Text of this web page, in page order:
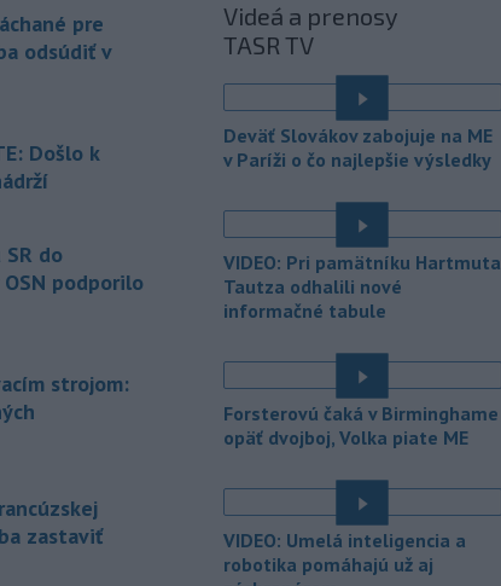
pre
odsúdiť v
Došlo k
do
podporilo
strojom:
zastaviť
chrániče sluchu či dodržiavať
prestávky.
Podporu kandidatúre
Slovenskej republiky na nestále
členstvov Bezpečnostnej rade
Organizácie Spojených národov (OSN)
vyjadrilo už 123 zo 193 členských
štátov OSN.
12:31 - Násilie páchané pre rasovú
nenávisť alebo pre príslušnosť k
Na sociálnej sieti to v reakcii na útok
cudzincov v Nitre uviedol prezident
SR Peter Pellegrini.
zhromaždenie môže v utorok 11.
augusta rozhodnúť o novom
generálnom prokurátorovi, ak
parlament schváli skrátenie jeho
Videá a prenosy
TASR TV
Deväť Slovákov zabojuje na ME
v Paríži o čo najlepšie výsledky
VIDEO: Pri pamätníku Hartmuta
Tautza odhalili nové
informačné tabule
Forsterovú čaká v Birminghame
opäť dvojboj, Volka piate ME
VIDEO: Umelá inteligencia a
robotika pomáhajú už aj